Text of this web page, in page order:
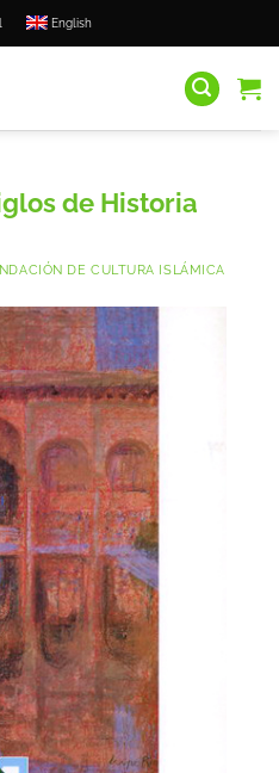
English
de Historia
DE CULTURA ISLÁMICA